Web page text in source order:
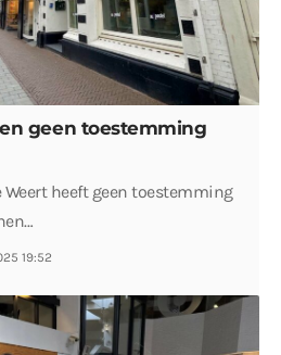
geen toestemming
Weert heeft geen toestemming
19:52